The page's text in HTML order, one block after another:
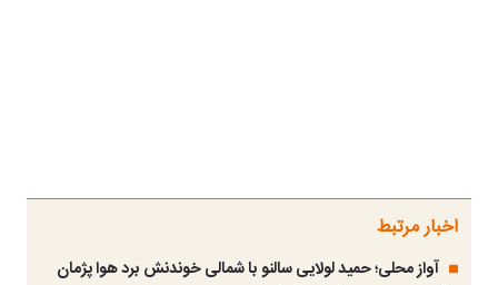
اخبار مرتبط
آواز محلی؛ حمید لولایی سالنو با شمالی خوندنش برد هوا پژمان